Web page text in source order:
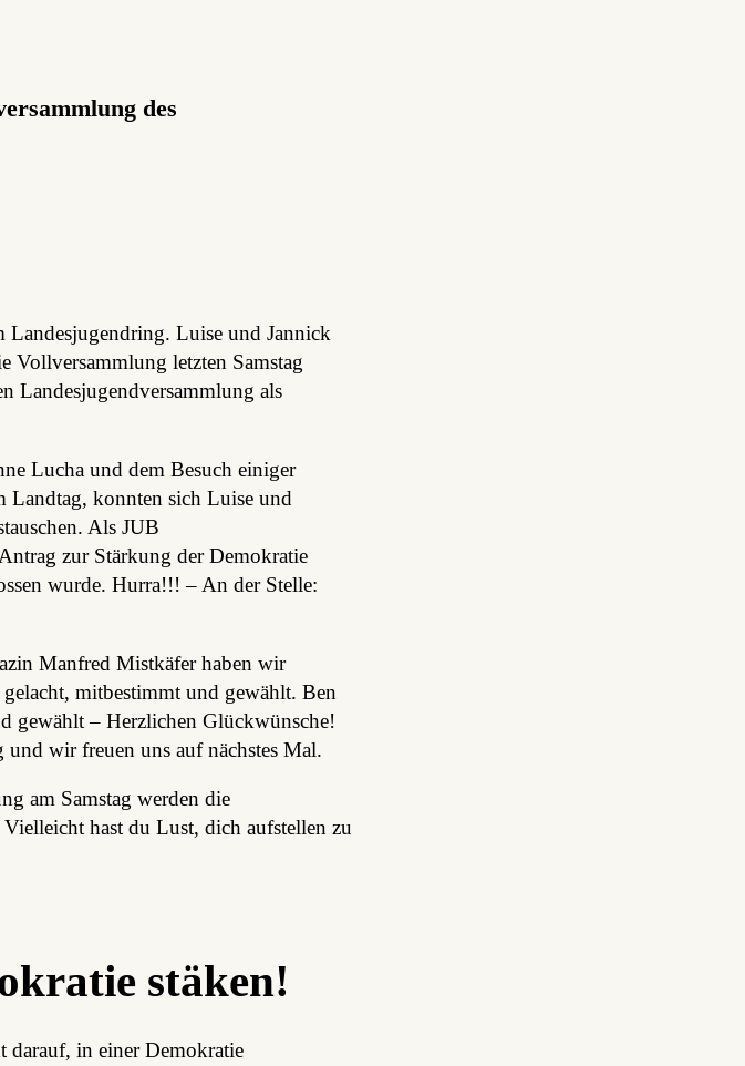
des
Landesjugendring. Luise und Jannick
Vollversammlung letzten Samstag
Landesjugendversammlung als
Lucha und dem Besuch einiger
Landtag, konnten sich Luise und
Als JUB
zur Stärkung der Demokratie
wurde. Hurra!!! – An der Stelle:
Manfred Mistkäfer haben wir
mitbestimmt und gewählt. Ben
gewählt – Herzlichen Glückwünsche!
und wir freuen uns auf nächstes Mal.
am Samstag werden die
hast du Lust, dich aufstellen zu
stäken!
darauf, in einer Demokratie